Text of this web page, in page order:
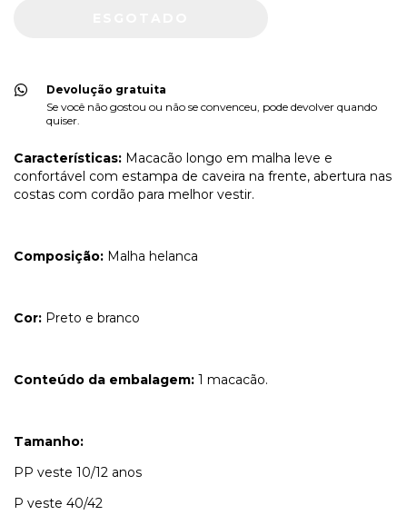
Devolução gratuita
Se você não gostou ou não se convenceu, pode devolver quando
quiser.
Características: Macacão longo em malha leve e
confortável com estampa de caveira na frente, abertura nas
costas com cordão para melhor vestir.
Composição: Malha helanca
Cor: Preto e branco
Conteúdo da embalagem: 1 macacão.
Tamanho:
PP veste 10/12 anos
P veste 40/42